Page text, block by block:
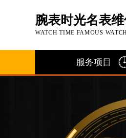
腕表时光名表
WATCH TIME FAMOUS
服务项目